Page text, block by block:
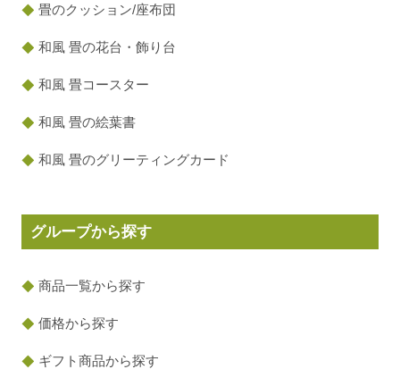
畳のクッション/座布団
和風 畳の花台・飾り台
和風 畳コースター
和風 畳の絵葉書
和風 畳のグリーティングカード
グループから探す
商品一覧から探す
価格から探す
ギフト商品から探す